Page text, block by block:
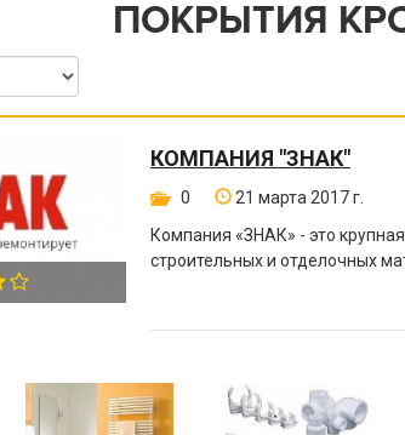
ПОКРЫТИЯ
КОМПАНИЯ "ЗНАК"
0
21 марта 2017 г.
Компания «ЗНАК» - это
строительных и отделочных